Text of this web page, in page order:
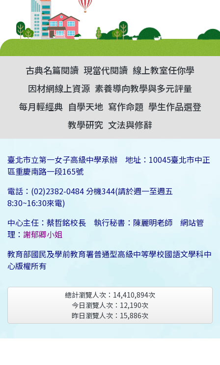
古典名篇閱讀 現當代閱讀 線上教室任你學
因材網線上資源 素養導向教學與多元評量
每月輕經典 自學天地 寫作命題 學生作品選登
教學研究 文法與修辭
臺北市立第一女子高級中學承辦 地址：10045臺北市中正
區重慶南路一段165號
電話：(02)2382-0484 分機344(請於週一至週五
8:30~16:30來電)
中心主任：蔡哲銘校長 執行秘書：陳麗明老師 網站管
理： 謝郁卿小姐
教育部國民及學前教育署普通型高級中等學校國語文學科中
心版權所有
總計瀏覽人次： 14,410,894次
今日瀏覽人次： 12,190次
昨日瀏覽人次： 15,886次